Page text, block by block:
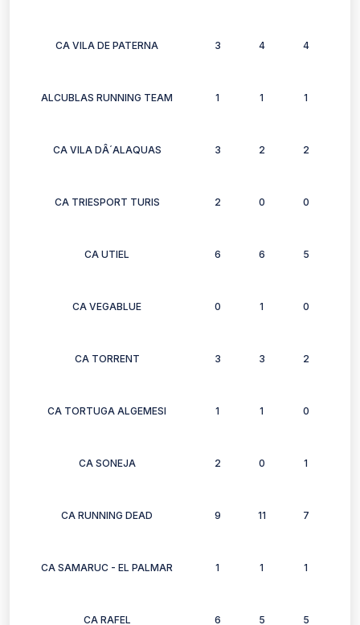
CA VILA DE PATERNA 3 4 4
ALCUBLAS RUNNING TEAM 1 1 1
CA VILA DÂ´ALAQUAS 3 2 2
CA TRIESPORT TURIS 2 0 0
CA UTIEL 6 6 5
CA VEGABLUE 0 1 0
CA TORRENT 3 3 2
CA TORTUGA ALGEMESI 1 1 0
CA SONEJA 2 0 1
CA RUNNING DEAD 9 11 7
CA SAMARUC - EL PALMAR 1 1 1
CA RAFEL 6 5 5